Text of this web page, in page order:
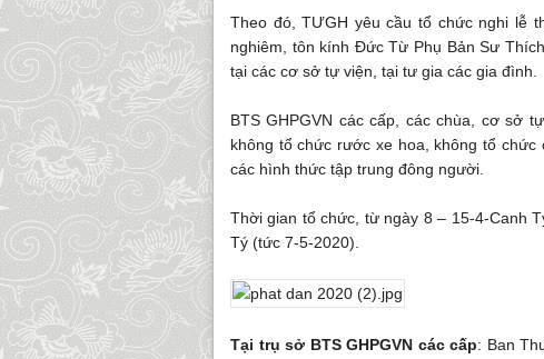
Theo đó, TƯGH yêu cầu tổ chức nghi lễ
nghiêm, tôn kính Đức Từ Phụ Bản Sư
tại các cơ sở tự viện, tại tư gia các gia đình.
BTS GHPGVN các cấp, các chùa, cơ sở
không tổ chức rước xe hoa, không tổ
các hình thức tập trung đông người.
Thời gian tổ chức, từ ngày 8 – 15-4-Canh
Tý (tức 7-5-2020).
Tại trụ sở BTS GHPGVN các cấp: Ban